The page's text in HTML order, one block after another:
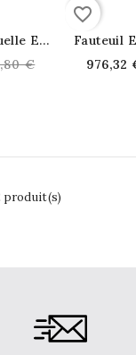
En
€
favorite_border
Fauteuil
976,32
produit(s)